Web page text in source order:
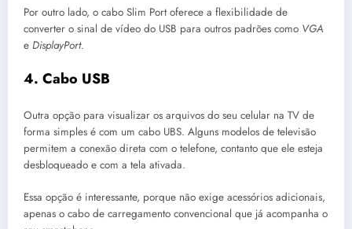
Por outro lado, o cabo Slim Port oferece a flexibilidade de
converter o sinal de vídeo do USB para outros padrões como VGA
e DisplayPort.
4. Cabo USB
Outra opção para visualizar os arquivos do seu celular na TV de
forma simples é com um cabo UBS. Alguns modelos de televisão
permitem a conexão direta com o telefone, contanto que ele esteja
desbloqueado e com a tela ativada.
Essa opção é interessante, porque não exige acessórios adicionais,
apenas o cabo de carregamento convencional que já acompanha o